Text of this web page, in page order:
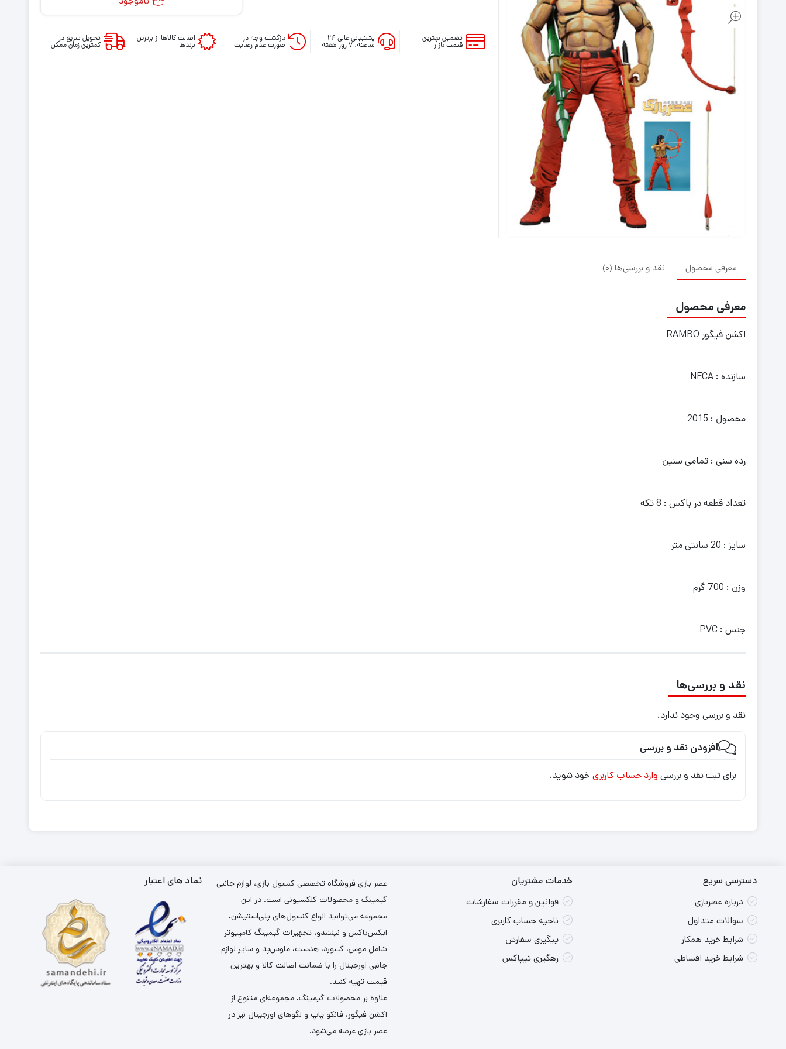
روکش آنالوگ دسته PS5
روکش و محافظ دسته PS5
روکش آنالوگ دسته PS4
روکش و محافظ دسته PS4
فرمان بازی PS4
فرمان بازی ایکس باکس series
لوازم جانبی ایکس باکس وان
تضمین بهترین
قیمت بازار
پشتیبانی عالی ۲۴
ساعته، ۷ روز هفته
بازگشت وجه در
صورت عدم رضایت
اصالت کالاها از برترین
برندها
تحویل سریع در
کمترین زمان ممکن
معرفی محصول نقد و بررسی‌ها (0)
معرفی محصول
اکشن فیگور RAMBO
سازنده : NECA
محصول : 2015
رده سنی : تمامی سنین
تعداد قطعه در باکس : 8 تکه
سایز : 20 سانتی متر
وزن : 700 گرم
جنس : PVC
نقد و بررسی‌ها
نقد و بررسی وجود ندارد.
افزودن نقد و بررسی
برای ثبت نقد و بررسی وارد حساب کاربریخود شوید.
دسترسی سریع
درباره عصربازی
سوالات متداول
شرایط خرید همکار
شرایط خرید اقساطی
خدمات مشتریان
قوانین و مقررات سفارشات
ناحیه حساب کاربری
پیگیری سفارش
رهگیری تیپاکس
عصر بازی فروشگاه تخصصی کنسول بازی، لوازم جانبی
گیمینگ و محصولات کلکسیونی است. در این
مجموعه می‌توانید انواع کنسول‌های پلی‌استیشن،
ایکس‌باکس و نینتندو، تجهیزات گیمینگ کامپیوتر
شامل موس، کیبورد، هدست، ماوس‌پد و سایر لوازم
جانبی اورجینال را با ضمانت اصالت کالا و بهترین
قیمت تهیه کنید.
علاوه بر محصولات گیمینگ، مجموعه‌ای متنوع از
اکشن فیگور، فانکو پاپ و لگوهای اورجینال نیز در
عصر بازی عرضه می‌شود.
نماد های اعتبار